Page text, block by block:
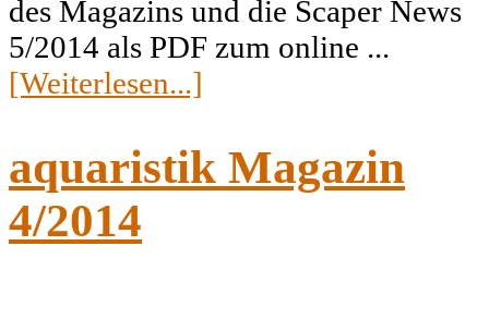
des Magazins und die Scaper News
5/2014 als PDF zum online ...
[Weiterlesen...]
aquaristik Magazin
4/2014